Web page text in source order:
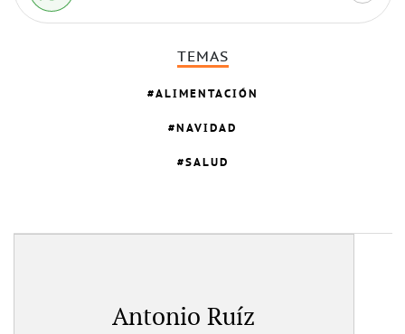
TEMAS
ALIMENTACIÓN
NAVIDAD
SALUD
Antonio Ruíz